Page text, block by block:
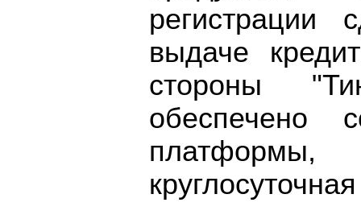
регистрации
выдаче
стороны
обеспечено
платформы,